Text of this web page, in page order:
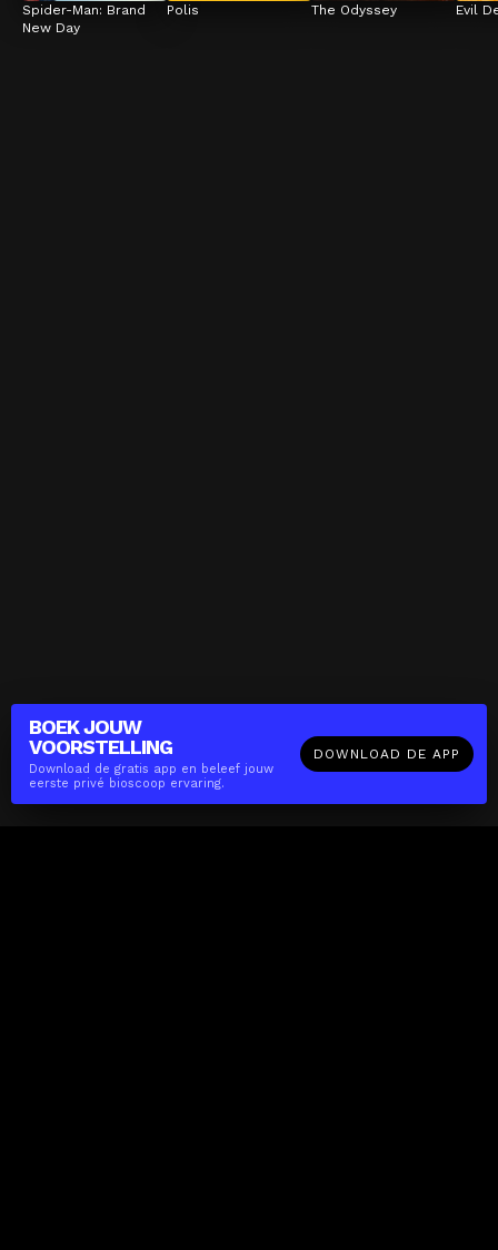
BOEK JOUW
VOORSTELLING
Download de gratis app en beleef jouw
eerste privé bioscoop ervaring.
DOWNLOAD DE APP
Spider-Man: Brand
New Day
Polis The Odyssey Evil